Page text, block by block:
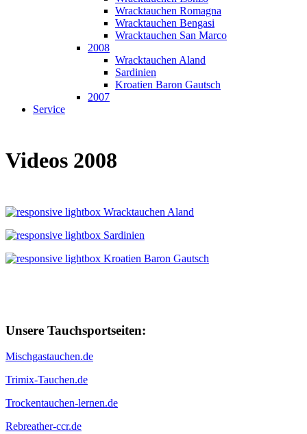
Wracktauchen Romagna
Wracktauchen Bengasi
Wracktauchen San Marco
2008
Wracktauchen Aland
Sardinien
Kroatien Baron Gautsch
2007
Service
Videos 2008
Wracktauchen Aland
Sardinien
Kroatien Baron Gautsch
Unsere Tauchsportseiten:
Mischgastauchen.de
Trimix-Tauchen.de
Trockentauchen-lernen.de
Rebreather-ccr.de